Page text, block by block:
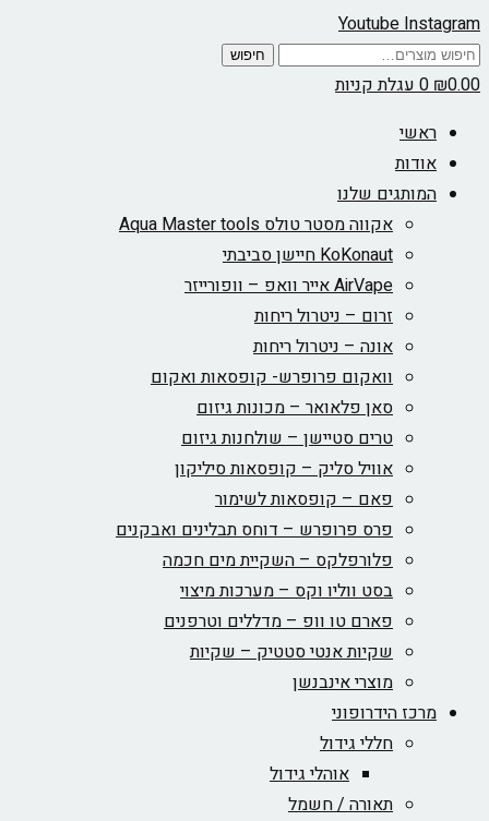
YoutubeInstagram
חיפוש
עבור:
חיפוש
₪0.00
0עגלת קניות
ראשי
אודות
המותגים שלנו
אקווה מסטר טולס Aqua Master tools
KoKonaut חיישן סביבתי
AirVape אייר וואפ – וופורייזר
זרום – ניטרול ריחות
אונה – ניטרול ריחות
וואקום פרופרש- קופסאות ואקום
סאן פלאואר – מכונות גיזום
טרים סטיישן – שולחנות גיזום
אוויל סליק – קופסאות סיליקון
פאם – קופסאות לשימור
פרס פרופרש – דוחס תבלינים ואבקנים
פלורפלקס – השקיית מים חכמה
בסט ווליו וקס – מערכות מיצוי
פארם טו וופ – מדללים וטרפנים
שקיות אנטי סטטיק – שקיות
מוצרי אינבנשן
מרכז הידרופוני
חללי גידול
אוהלי גידול
תאורה / חשמל